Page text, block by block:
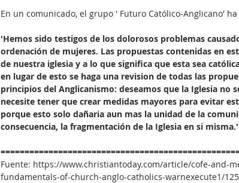
En un comunicado, el grupo ' Futuro Católico-Anglicano'
'Hemos sido testigos de los dolorosos problemas
ordenación de mujeres. Las propuestas contenidas en
de nuestra iglesia y a lo que significa que esta sea
en lugar de esto se haga una revision de todas las
principios del Anglicanismo: deseamos que la Iglesia no
necesite tener que crear medidas mayores para evitar
porque esto solo dañaria aun mas la unidad de la
consecuencia, la fragmentación de la Iglesia en si misma.'
Fuente: https://www.christiantoday.com/article/cofe-and-
fundamentals-of-church-anglo-catholics-warnexecute1/